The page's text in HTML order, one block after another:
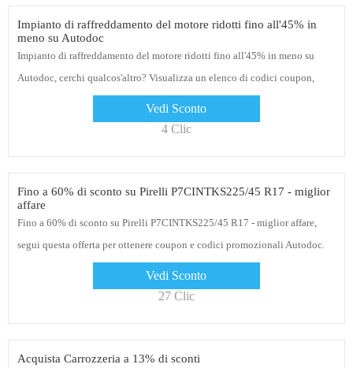
Impianto di raffreddamento del motore ridotti fino all'45% in
meno su Autodoc
Impianto di raffreddamento del motore ridotti fino all'45% in meno su
Autodoc, cerchi qualcos'altro? Visualizza un elenco di codici coupon,
Vedi Sconto
4 Clic
Fino a 60% di sconto su Pirelli P7CINTKS225/45 R17 - miglior
affare
Fino a 60% di sconto su Pirelli P7CINTKS225/45 R17 - miglior affare,
segui questa offerta per ottenere coupon e codici promozionali Autodoc.
Vedi Sconto
27 Clic
Acquista Carrozzeria a 13% di sconti